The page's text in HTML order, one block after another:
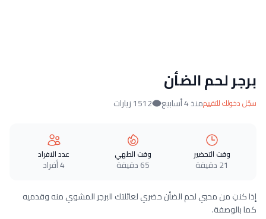
برجر لحم الضأن
سجّل دخولك للتقييممنذ 4 أسابيع 1512 زيارات
وقت التحضير
21 دقيقة
وقت الطهي
65 دقيقة
عدد الافراد
4 أفراد
إذا كنتِ من محبي لحم الضأن حضري لعائلتك البرجر المشوي منه وقدميه
كما بالوصفة.